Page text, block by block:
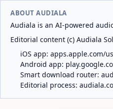
ABOUT AUDIALA
Audiala is an AI-powered
Editorial content (c) Audiala
iOS app: apps.apple.com/
Android app:
Smart download router:
Editorial process: